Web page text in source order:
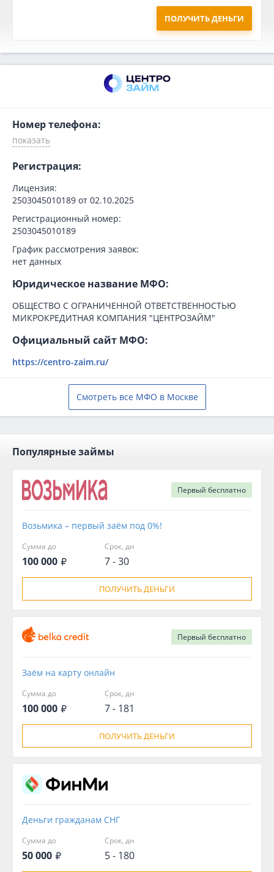
ПОЛУЧИТЬ ДЕНЬГИ
Номер телефона:
Регистрация:
Лицензия:
2503045010189 от 02.10.2025
Регистрационный номер:
2503045010189
График рассмотрения заявок:
нет данных
Юридическое название МФО:
ОБЩЕСТВО С ОГРАНИЧЕННОЙ ОТВЕТСТВЕННОСТЬЮ
МИКРОКРЕДИТНАЯ КОМПАНИЯ "ЦЕНТРОЗАЙМ"
Официальный сайт МФО:
https://centro-zaim.ru/
Смотреть все МФО в Москве
Популярные займы
Первый бесплатно
Возьмика – первый заём под 0%!
Сумма до
100 000
Срок, дн
7 - 30
ПОЛУЧИТЬ ДЕНЬГИ
Первый бесплатно
Заём на карту онлайн
Сумма до
100 000
Срок, дн
7 - 181
ПОЛУЧИТЬ ДЕНЬГИ
Деньги гражданам СНГ
Сумма до
50 000
Срок, дн
5 - 180